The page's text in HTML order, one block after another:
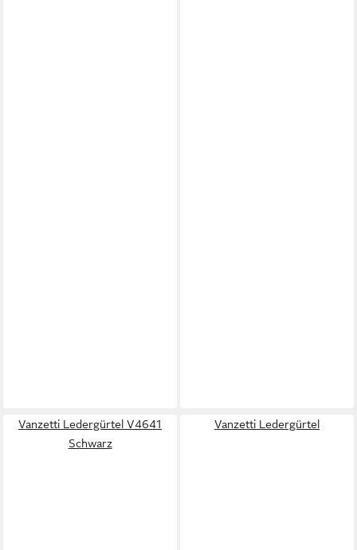
Vanzetti Ledergürtel V4641
Schwarz
Vanzetti Ledergürtel